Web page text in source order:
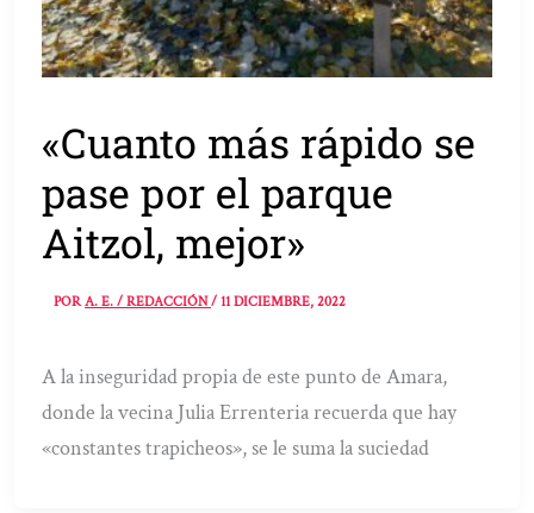
«Cuanto más rápido se
pase por el parque
Aitzol, mejor»
PORA. E. / REDACCIÓN/11 DICIEMBRE, 2022
A la inseguridad propia de este punto de Amara,
donde la vecina Julia Errenteria recuerda que hay
«constantes trapicheos», se le suma la suciedad